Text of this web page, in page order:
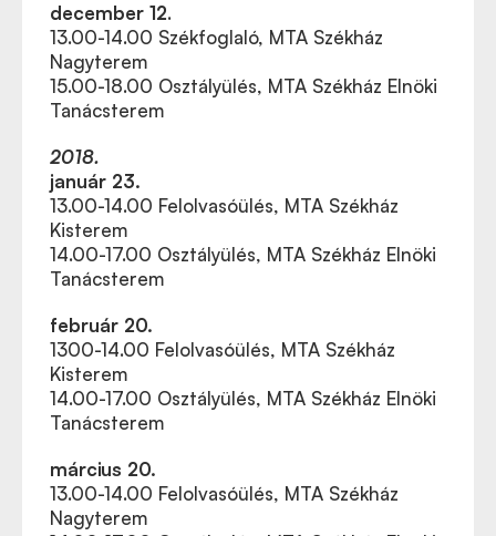
december 12.
13.00-14.00 Székfoglaló, MTA Székház
Nagyterem
15.00-18.00 Osztályülés, MTA Székház Elnöki
Tanácsterem
2018.
január 23.
13.00-14.00 Felolvasóülés, MTA Székház
Kisterem
14.00-17.00 Osztályülés, MTA Székház Elnöki
Tanácsterem
február 20.
1300-14.00 Felolvasóülés, MTA Székház
Kisterem
14.00-17.00 Osztályülés, MTA Székház Elnöki
Tanácsterem
március 20.
13.00-14.00 Felolvasóülés, MTA Székház
Nagyterem